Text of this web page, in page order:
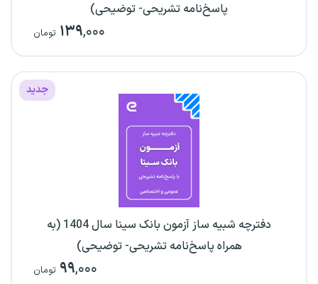
پاسخ‌نامه تشریحی- توضیحی)
۱۳۹,۰۰۰ تومان
جدید
دفترچه شبیه ساز آزمون بانک سینا سال 1404 (به
همراه پاسخ‌نامه تشریحی- توضیحی)
۹۹,۰۰۰ تومان